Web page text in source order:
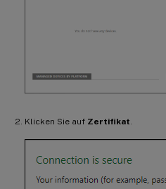
Klicken Sie auf Zertifikat